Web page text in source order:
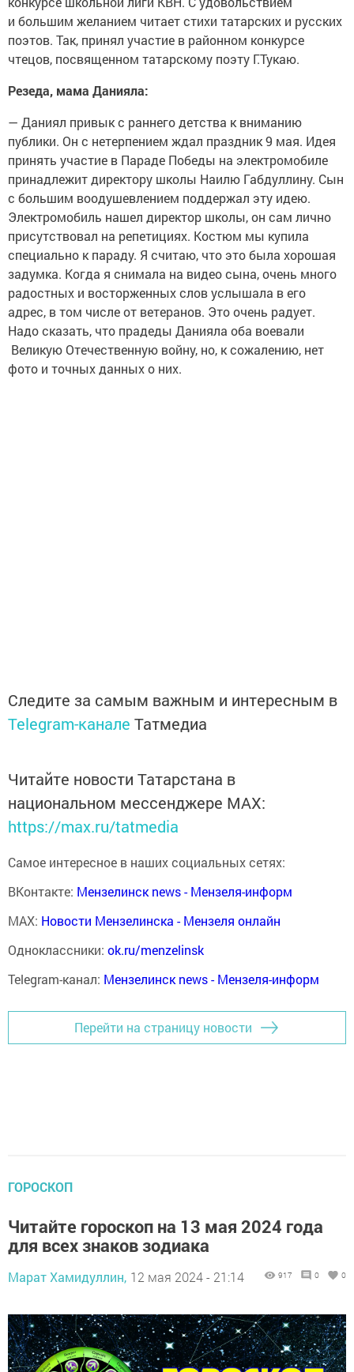
и большим желанием читает стихи татарских и русских
поэтов. Так, принял участие в районном конкурсе
чтецов, посвященном татарскому поэту Г.Тукаю.
Резеда, мама Данияла:
— Даниял привык с раннего детства к вниманию
публики. Он с нетерпением ждал праздник 9 мая. Идея
принять участие в Параде Победы на электромобиле
принадлежит директору школы Наилю Габдуллину. Сын
с большим воодушевлением поддержал эту идею.
Электромобиль нашел директор школы, он сам лично
присутствовал на репетициях. Костюм мы купила
специально к параду. Я считаю, что это была хорошая
задумка. Когда я снимала на видео сына, очень много
радостных и восторженных слов услышала в его
адрес, в том числе от ветеранов. Это очень радует.
Надо сказать, что прадеды Данияла оба воевали
Великую Отечественную войну, но, к сожалению, нет
фото и точных данных о них.
Следите за самым важным и интересным в
Telegram-канале Татмедиа
Читайте новости Татарстана в
национальном мессенджере MАХ:
https://max.ru/tatmedia
Самое интересное в наших социальных сетях:
ВКонтакте: Мензелинск news - Мензеля-информ
MAX: Новости Мензелинска - Мензеля онлайн
Одноклассники: ok.ru/menzelinsk
Telegram-канал: Мензелинск news - Мензеля-информ
Перейти на страницу новости
ГОРОСКОП
Читайте гороскоп на 13 мая 2024 года
для всех знаков зодиака
Марат Хамидуллин, 12 мая 2024 - 21:14 917 0 0